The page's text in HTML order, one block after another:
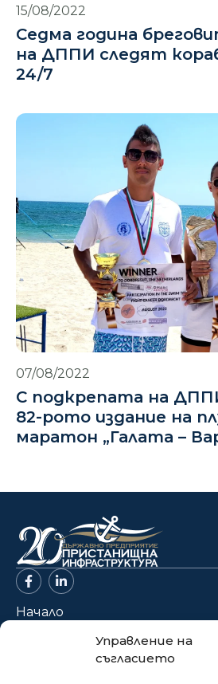
Управление на
съгласието
15/08/2022
Седма година
на ДППИ следят
24/7
07/08/2022
С подкрепата на
82-рото издание на
маратон „Галата –
Начало